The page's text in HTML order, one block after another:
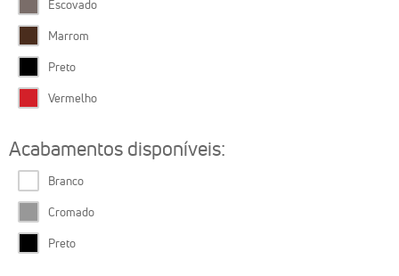
Escovado
Marrom
Preto
Vermelho
Acabamentos disponíveis:
Branco
Cromado
Preto